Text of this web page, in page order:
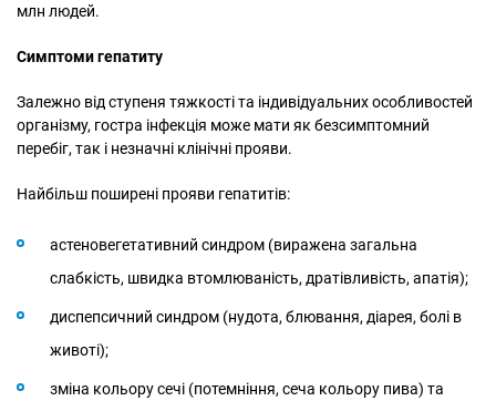
млн людей.
Симптоми гепатиту
Залежно від ступеня тяжкості та індивідуальних особливостей
організму, гостра інфекція може мати як безсимптомний
перебіг, так і незначні клінічні прояви.
Найбільш поширені прояви гепатитів:
астеновегетативний синдром (виражена загальна
слабкість, швидка втомлюваність, дратівливість, апатія);
диспепсичний синдром (нудота, блювання, діарея, болі в
животі);
зміна кольору сечі (потемніння, сеча кольору пива) та